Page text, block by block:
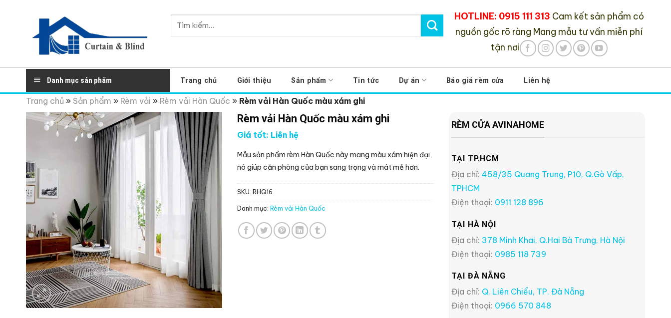
Tìm
kiếm:
HOTLINE: 0915 111 313 Cam kết sản phẩm có
nguồn gốc rõ ràng Mang mẫu tư vấn miễn phí
tận nơi
Danh mục sản phẩm Trang chủ Giới thiệu Sản phẩm Tin tức Dự án Báo giá rèm cửa Liên hệ
Trang chủ » Sản phẩm » Rèm vải » Rèm vải Hàn Quốc » Rèm vải Hàn Quốc màu xám ghi
Rèm vải Hàn Quốc màu xám ghi
Giá tốt: Liên hệ
Mẫu sản phẩm rèm Hàn Quốc này mang màu xám hiện đại,
nó giúp căn phòng của bạn sang trọng và mát mẻ hơn.
SKU:RHQ16
Danh mục:Rèm vải Hàn Quốc
RÈM CỬA AVINAHOME
TẠI TP.HCM
Địa chỉ: 458/35 Quang Trung, P10, Q.Gò Vấp,
TPHCM
Điện thoại: 0911 128 896
TẠI HÀ NỘI
Địa chỉ: 378 Minh Khai, Q.Hai Bà Trưng, Hà Nội
Điện thoại: 0985 118 739
TẠI ĐÀ NẴNG
Địa chỉ: Q. Liên Chiểu, TP. Đà Nẵng
Điện thoại: 0966 570 848